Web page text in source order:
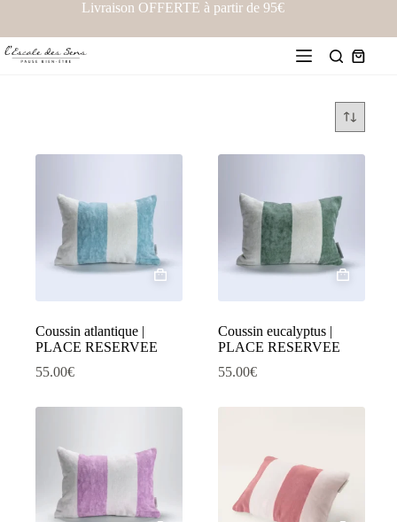
Livraison OFFERTE à partir de 95€
Coussin atlantique |
PLACE RESERVEE
55.00€
Coussin eucalyptus |
PLACE RESERVEE
55.00€